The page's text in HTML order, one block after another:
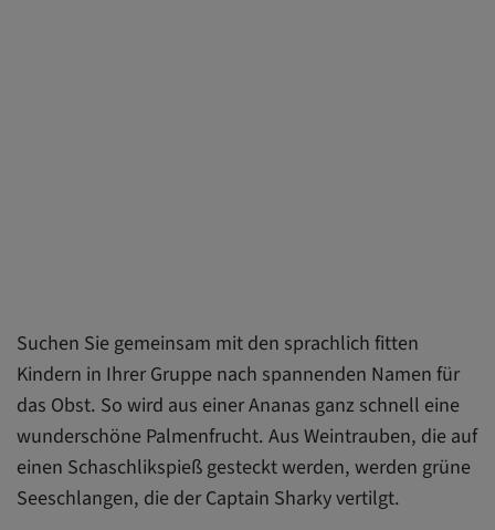
Suchen Sie gemeinsam mit den sprachlich fitten
Kindern in Ihrer Gruppe nach spannenden Namen für
das Obst. So wird aus einer Ananas ganz schnell eine
wunderschöne Palmenfrucht. Aus Weintrauben, die auf
einen Schaschlikspieß gesteckt werden, werden grüne
Seeschlangen, die der Captain Sharky vertilgt.